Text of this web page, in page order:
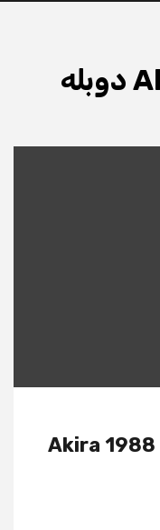
انیمیشن Akira 1988 دوبله
دانلود انیمیشن ژاپنی آکیرا Akira 1988